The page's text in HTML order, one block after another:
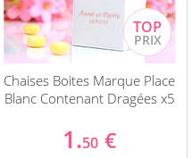
Chaises Boites Marque Place
Blanc Contenant Dragées x5
1.50 €